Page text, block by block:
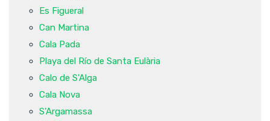
Es Figueral
Can Martina
Cala Pada
Playa del Río de Santa Eulària
Calo de S'Alga
Cala Nova
S'Argamassa